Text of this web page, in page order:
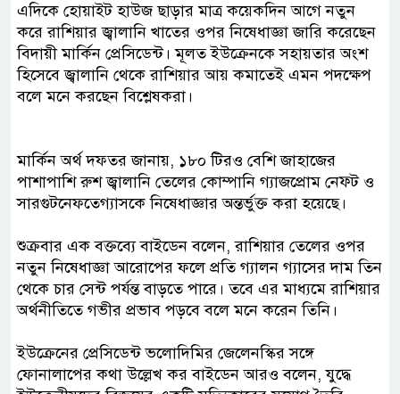
এদিকে হোয়াইট হাউজ ছাড়ার মাত্র কয়েকদিন আগে নতুন
করে রাশিয়ার জ্বালানি খাতের ওপর নিষেধাজ্ঞা জারি করেছেন
বিদায়ী মার্কিন প্রেসিডেন্ট। মূলত ইউক্রেনকে সহায়তার অংশ
হিসেবে জ্বালানি থেকে রাশিয়ার আয় কমাতেই এমন পদক্ষেপ
বলে মনে করছেন বিশ্লেষকরা।
মার্কিন অর্থ দফতর জানায়, ১৮০ টিরও বেশি জাহাজের
পাশাপাশি রুশ জ্বালানি তেলের কোম্পানি গ্যাজপ্রোম নেফ্ট ও
সারগুটনেফতেগ্যাসকে নিষেধাজ্ঞার অন্তর্ভুক্ত করা হয়েছে।
শুক্রবার এক বক্তব্যে বাইডেন বলেন, রাশিয়ার তেলের ওপর
নতুন নিষেধাজ্ঞা আরোপের ফলে প্রতি গ্যালন গ্যাসের দাম তিন
থেকে চার সেন্ট পর্যন্ত বাড়তে পারে। তবে এর মাধ্যমে রাশিয়ার
অর্থনীতিতে গভীর প্রভাব পড়বে বলে মনে করেন তিনি।
ইউক্রেনের প্রেসিডেন্ট ভলোদিমির জেলেনস্কির সঙ্গে
ফোনালাপের কথা উল্লেখ কর বাইডেন আরও বলেন, যুদ্ধে